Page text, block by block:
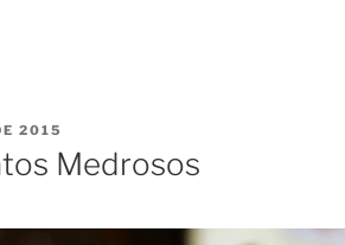
2015
Medrosos